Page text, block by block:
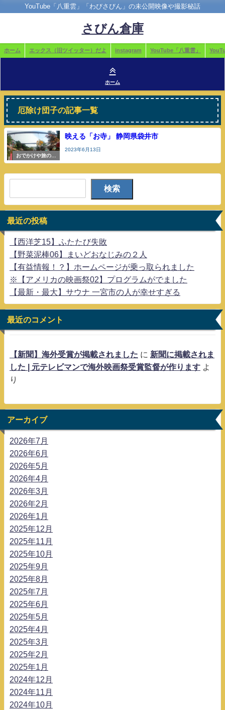
YouTube「八重雲」「わびさびん」の未公開映像や撮影秘話
さびん倉庫
ホーム エックス（旧ツイッター）だよ instagram YouTube「八重雲」
ホーム
厄除け団子の記事一覧
おでかけや旅の参
考
映える「お寺」 静岡県袋井市
2023年6月13日
検索
最近の投稿
【西洋芝15】ふたたび失敗
【野菜泥棒06】まいどおなじみの２人
【有益情報！？】ホームページが乗っ取られました
※【アメリカの映画祭02】プログラムがでました
【最新・最大】サウナ 一宮市の人が幸せすぎる
最近のコメント
【新聞】海外受賞が掲載されました に 新聞に掲載されま
した | 元テレビマンで海外映画祭受賞監督が作ります よ
り
アーカイブ
2026年7月
2026年6月
2026年5月
2026年4月
2026年3月
2026年2月
2026年1月
2025年12月
2025年11月
2025年10月
2025年9月
2025年8月
2025年7月
2025年6月
2025年5月
2025年4月
2025年3月
2025年2月
2025年1月
2024年12月
2024年11月
2024年10月